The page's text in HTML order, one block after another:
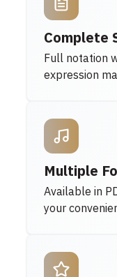
Complete
Full notation
expression
Multiple
Available in
your